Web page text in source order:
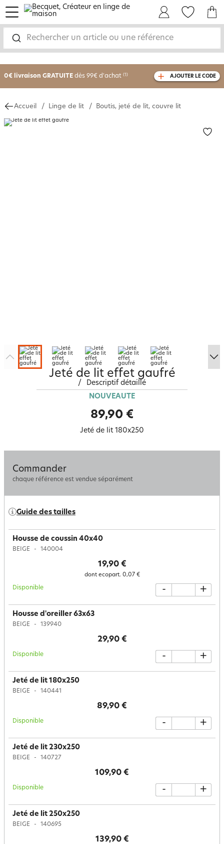
Rechercher un article ou une référence
menu
-25% sur votre commandedès 2 articles
0€ livraison GRATUITE dès 99€ d'achat (1) AJOUTER LE CODE
Accueil Linge de lit Boutis, jeté de lit, couvre lit
Jeté de lit effet gaufré
/
Descriptif détaillé
NOUVEAUTÉ
89,90 €
Jeté de lit 180x250
Commander
chaque référence est vendue séparément
Guide des tailles
Housse de coussin 40x40
BEIGE 140004
19,90 €
dont ecopart. 0,07 €
Disponible - +
Housse d'oreiller 63x63
BEIGE 139940
29,90 €
Disponible - +
Jeté de lit 180x250
BEIGE 140441
89,90 €
Disponible - +
Jeté de lit 230x250
BEIGE 140727
109,90 €
Disponible - +
Jeté de lit 250x250
BEIGE 140695
139,90 €